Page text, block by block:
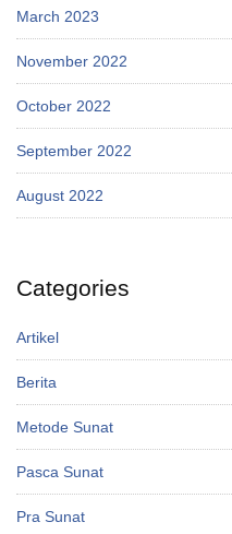
March 2023
November 2022
October 2022
September 2022
August 2022
Categories
Artikel
Berita
Metode Sunat
Pasca Sunat
Pra Sunat